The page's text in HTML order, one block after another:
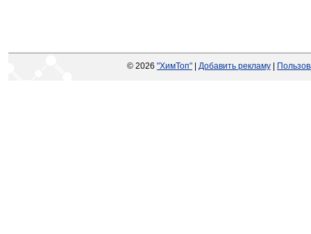
© 2026 "ХимТоп" Добавить рекламу